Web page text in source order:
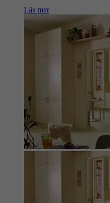
Läs mer